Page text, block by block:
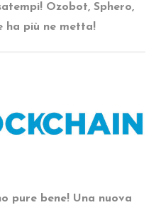
Ozobot, Sphero,
ha più ne metta!
pure bene! Una nuova